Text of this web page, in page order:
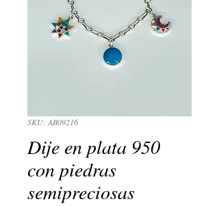
SKU: AB09216
Dije en plata 950
con piedras
semipreciosas